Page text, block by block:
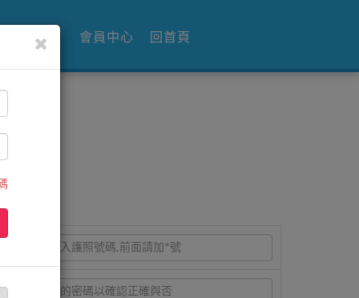
同業專區 會員中心 回首頁